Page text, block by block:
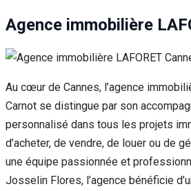
Agence immobilière
Au cœur de Cannes, l’agence
Carnot se distingue par son
personnalisé dans tous les projets
d’acheter, de vendre, de louer ou de
une équipe passionnée et
Josselin Flores, l’agence bénéficie